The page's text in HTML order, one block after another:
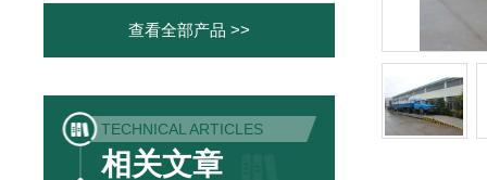
查看全部产品 >>
TECHNICAL ARTICLES
相关文章